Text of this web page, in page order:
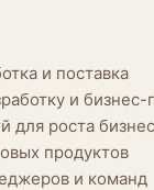
и поставка
и
для роста
продуктов
и команд